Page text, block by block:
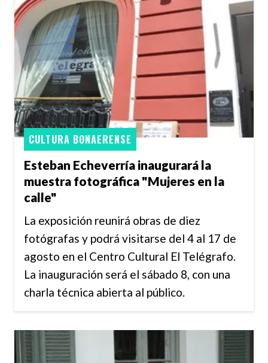
Esteban Echeverría inaugurará la
muestra fotográfica "Mujeres en la
calle"
CULTURA BONAERENSE
La exposición reunirá obras de diez
fotógrafas y podrá visitarse del 4 al 17 de
agosto en el Centro Cultural El Telégrafo.
La inauguración será el sábado 8, con una
charla técnica abierta al público.